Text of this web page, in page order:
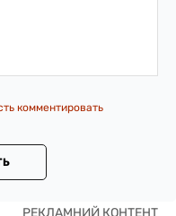
комментировать